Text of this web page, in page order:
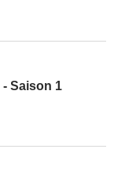
- Saison 1